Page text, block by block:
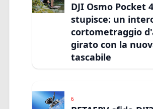
DJI Osmo Pocket
stupisce: un
cortometraggio
girato con la
tascabile
6